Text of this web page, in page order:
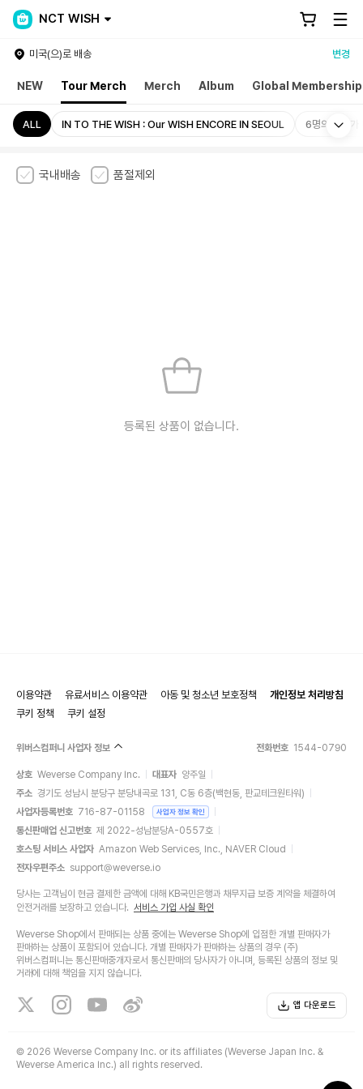
NCT WISH
미국(으)로 배송 변경
NEW Tour Merch Merch Album Global Membership
ALL IN TO THE WISH : Our WISH ENCORE IN SEOUL 6명의 왕자가
국내배송 품절제외
등록된 상품이 없습니다.
이용약관 유료서비스 이용약관 아동 및 청소년 보호정책
개인정보 처리방침
쿠키 정책
쿠키 설정
위버스컴퍼니 사업자 정보 전화번호 1544-0790
상호 Weverse Company Inc. 대표자 양주일
주소 경기도 성남시 분당구 분당내곡로 131, C동 6층(백현동, 판교테크원타워)
사업자등록번호 716-87-01158 사업자 정보 확인
통신판매업 신고번호 제 2022-성남분당A-0557호
호스팅 서비스 사업자 Amazon Web Services, Inc., NAVER Cloud
전자우편주소 support@weverse.io
당사는 고객님이 현금 결제한 금액에 대해 KB국민은행과 채무지급 보증 계약을 체결하여
안전거래를 보장하고 있습니다. 서비스 가입 사실 확인
Weverse Shop에서 판매되는 상품 중에는 Weverse Shop에 입점한 개별 판매자가
판매하는 상품이 포함되어 있습니다. 개별 판매자가 판매하는 상품의 경우 (주)
위버스컴퍼니는 통신판매중개자로서 통신판매의 당사자가 아니며, 등록된 상품의 정보 및
거래에 대해 책임을 지지 않습니다.
앱 다운로드
© 2026 Weverse Company Inc. or its affiliates (Weverse Japan Inc. &
Weverse America Inc.) all rights reserved.